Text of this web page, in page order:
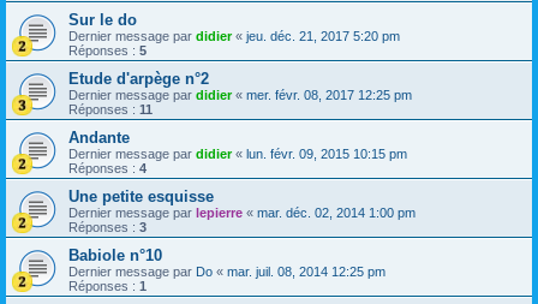
Sur le do
Dernier message par didier« jeu. déc. 21, 2017 5:20 pm
Réponses : 5
Etude d'arpège n°2
Dernier message par didier« mer. févr. 08, 2017 12:25 pm
Réponses : 11
Andante
Dernier message par didier« lun. févr. 09, 2015 10:15 pm
Réponses : 4
Une petite esquisse
Dernier message par lepierre « mar. déc. 02, 2014 1:00 pm
Réponses : 3
Babiole n°10
Dernier message par Do « mar. juil. 08, 2014 12:25 pm
Réponses : 1